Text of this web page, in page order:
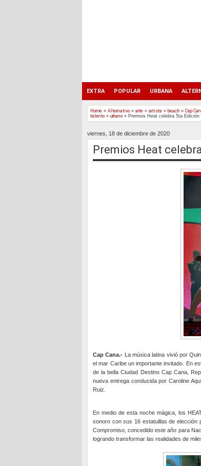
EXTRA POPULAR URBANA
Home » Alternativo » arte » artista » beach » Cap
talento » urbano » Premios Heat celebra 5ta
viernes, 18 de diciembre de 2020
Premios Heat
Cap Cana.- La música latina vivió por
el mar Caribe un importante invitado. En
de la bella Ciudad Destino Cap Cana,
nueva entrega conducida por Caroline
Ruiz.
En medio de esta noche mágica, los
sonoro con sus 16 estatuillas de elección
Compromiso, concedido este año para
logrando transformar las realidades de